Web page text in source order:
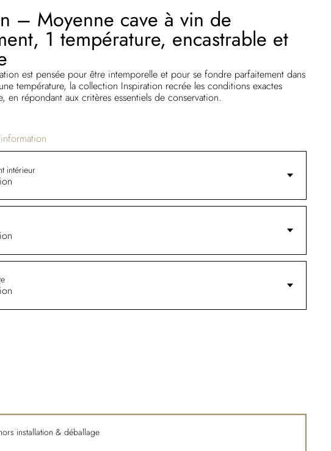
– Moyenne cave à vin de
1 température, encastrable et
est pensée pour être intemporelle et pour se fondre parfaitement dans
température, la collection Inspiration recrée les conditions exactes
en répondant aux critères essentiels de conservation.
intérieur
installation & déballage